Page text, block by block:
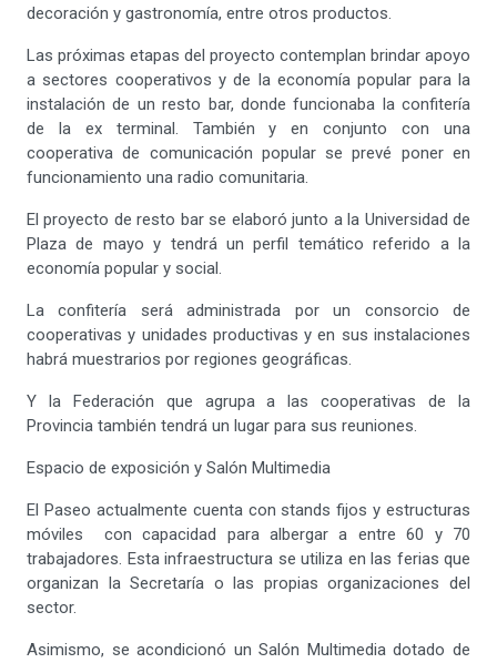
decoración y gastronomía, entre otros productos.
Las próximas etapas del proyecto contemplan brindar apoyo
a sectores cooperativos y de la economía popular para la
instalación de un resto bar, donde funcionaba la confitería
de la ex terminal. También y en conjunto con una
cooperativa de comunicación popular se prevé poner en
funcionamiento una radio comunitaria.
El proyecto de resto bar se elaboró junto a la Universidad de
Plaza de mayo y tendrá un perfil temático referido a la
economía popular y social.
La confitería será administrada por un consorcio de
cooperativas y unidades productivas y en sus instalaciones
habrá muestrarios por regiones geográficas.
Y la Federación que agrupa a las cooperativas de la
Provincia también tendrá un lugar para sus reuniones.
Espacio de exposición y Salón Multimedia
El Paseo actualmente cuenta con stands fijos y estructuras
móviles con capacidad para albergar a entre 60 y 70
trabajadores. Esta infraestructura se utiliza en las ferias que
organizan la Secretaría o las propias organizaciones del
sector.
Asimismo, se acondicionó un Salón Multimedia dotado de